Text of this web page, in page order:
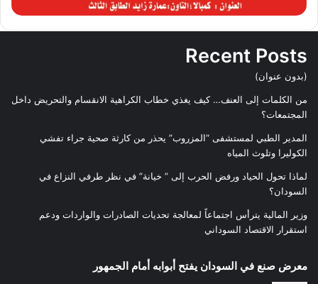
Recent Posts
(بدون عنوان)
من الكلمات إلى العنف… كيف يغذي خطاب الكراهية الانقسام والتحريض داخل
المجتمعات؟
المدير الطبي لمستشفى “المزروب” يحذر من كارثة صحية جراء تفشي
الكوليرا وتلوث المياه
لماذا تحول الحياد ورفض الحرب إلى ” خيانة” في نظر طرفي النزاع في
السودان؟
وزير المالية يترأس اجتماعاً لمعالجة تحديات الصادرات والواردات ودعم
استقرار الاقتصاد السوداني
معرض صنع في السودان يفتح أبوابه أمام الجمهور